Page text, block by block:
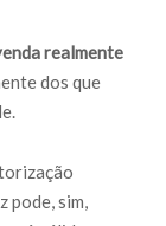
realmente
dos que
pode, sim,